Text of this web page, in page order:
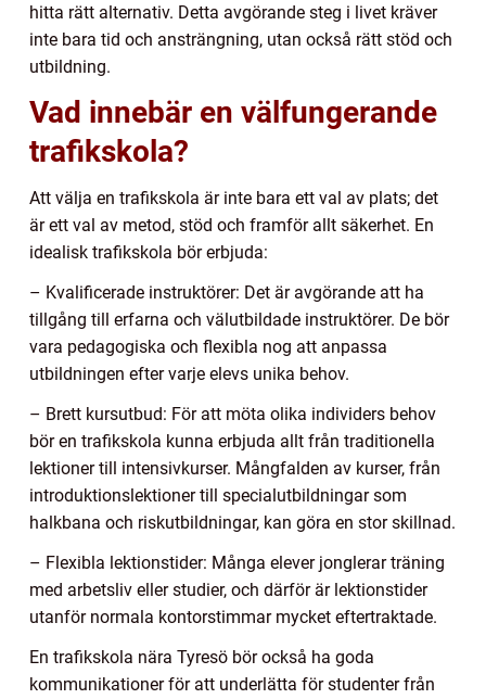
hitta rätt alternativ. Detta avgörande steg i livet kräver
inte bara tid och ansträngning, utan också rätt stöd och
utbildning.
Vad innebär en välfungerande
trafikskola?
Att välja en trafikskola är inte bara ett val av plats; det
är ett val av metod, stöd och framför allt säkerhet. En
idealisk trafikskola bör erbjuda:
– Kvalificerade instruktörer: Det är avgörande att ha
tillgång till erfarna och välutbildade instruktörer. De bör
vara pedagogiska och flexibla nog att anpassa
utbildningen efter varje elevs unika behov.
– Brett kursutbud: För att möta olika individers behov
bör en trafikskola kunna erbjuda allt från traditionella
lektioner till intensivkurser. Mångfalden av kurser, från
introduktionslektioner till specialutbildningar som
halkbana och riskutbildningar, kan göra en stor skillnad.
– Flexibla lektionstider: Många elever jonglerar träning
med arbetsliv eller studier, och därför är lektionstider
utanför normala kontorstimmar mycket eftertraktade.
En trafikskola nära Tyresö bör också ha goda
kommunikationer för att underlätta för studenter från